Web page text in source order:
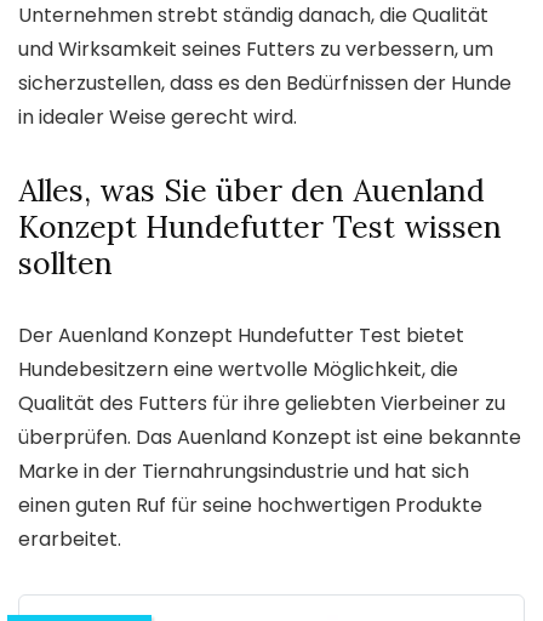
Unternehmen strebt ständig danach, die Qualität
und Wirksamkeit seines Futters zu verbessern, um
sicherzustellen, dass es den Bedürfnissen der Hunde
in idealer Weise gerecht wird.
Alles, was Sie über den Auenland
Konzept Hundefutter Test wissen
sollten
Der Auenland Konzept Hundefutter Test bietet
Hundebesitzern eine wertvolle Möglichkeit, die
Qualität des Futters für ihre geliebten Vierbeiner zu
überprüfen. Das Auenland Konzept ist eine bekannte
Marke in der Tiernahrungsindustrie und hat sich
einen guten Ruf für seine hochwertigen Produkte
erarbeitet.